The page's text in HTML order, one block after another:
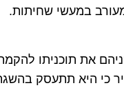
את תוכניתו
כי היא תתעסק